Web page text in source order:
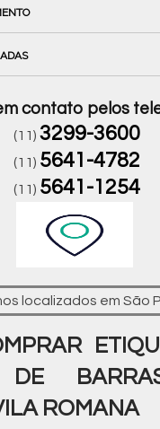
contato pelos
(11) 3299-3600
(11) 5641-4782
(11) 5641-1254
localizados em São
DE
ROMANA